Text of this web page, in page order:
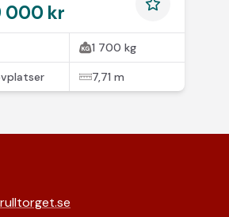
000 kr
1 700 kg
7,71 m